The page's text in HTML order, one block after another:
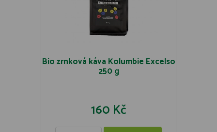
Bio zrnková káva Kolumbie Excelso
250 g
160 Kč